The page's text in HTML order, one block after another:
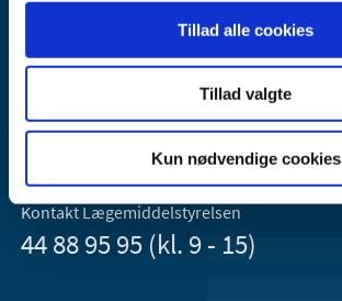
Tillad alle cookies
Tillad valgte
Kun nødvendige cookies
Axel Heides Gade 1
Email:dkma@dkma.dk
Lægemiddelstyrelsen er en del af
Kontakt Lægemiddelstyrelsen
44 88 95 95 (kl. 9 - 15)